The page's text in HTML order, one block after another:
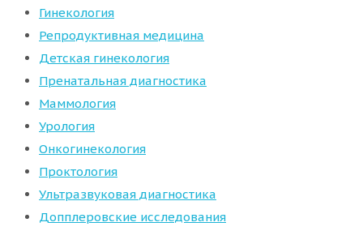
Гинекология
Репродуктивная медицина
Детская гинекология
Пренатальная диагностика
Маммология
Урология
Онкогинекология
Проктология
Ультразвуковая диагностика
Допплеровские исследования